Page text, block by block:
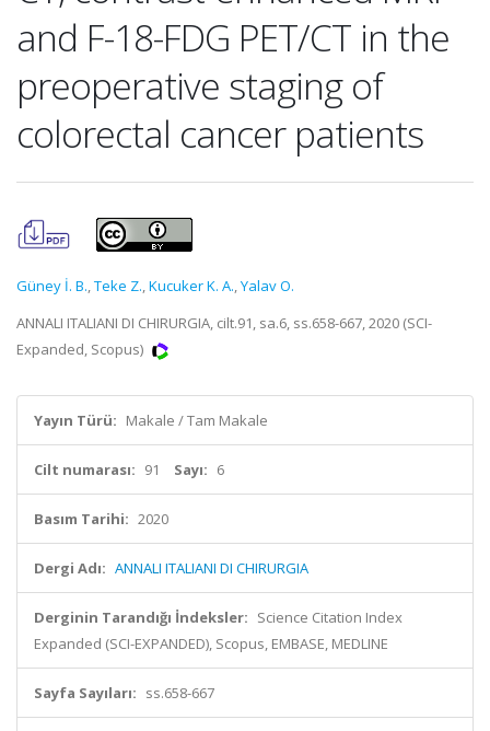
and F-18-FDG PET/CT in the
preoperative staging of
colorectal cancer patients
Güney İ. B.,Teke Z.,Kucuker K. A.,Yalav O.
ANNALI ITALIANI DI CHIRURGIA, cilt.91, sa.6, ss.658-667, 2020 (SCI-
Expanded, Scopus)
Yayın Türü: Makale / Tam Makale
Cilt numarası: 91 Sayı: 6
Basım Tarihi: 2020
Dergi Adı: ANNALI ITALIANI DI CHIRURGIA
Derginin Tarandığı İndeksler: Science Citation Index
Expanded (SCI-EXPANDED), Scopus, EMBASE, MEDLINE
Sayfa Sayıları: ss.658-667